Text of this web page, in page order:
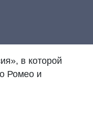
в которой
о Ромео и